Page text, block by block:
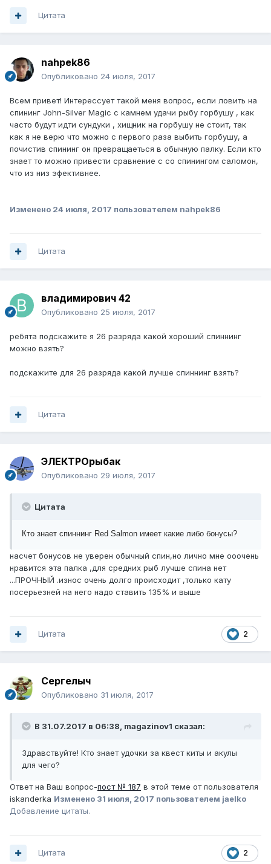
Цитата
nahpek86
Опубликовано 24 июля, 2017
Всем привет! Интерессует такой меня вопрос, если ловить на
спининг John-Silver Magic с камнем удачи рыбу горбушу , как
часто будут идти сундуки , хищник на горбушу не стоит, так
как я не верю что можно с первого раза выбить горбушу, а
почистив спининг он превращаеться в обычную палку. Если кто
знает то можно привести сравнение с со спинингом саломон,
что из низ эфективнее.
Изменено 24 июля, 2017 пользователем nahpek86
Цитата
владимирович 42
Опубликовано 25 июля, 2017
ребята подскажите я 26 разряда какой хороший спиннинг
можно взять?
подскажите для 26 разряда какой лучше спиннинг взять?
Цитата
ЭЛЕКТРОрыбак
Опубликовано 29 июля, 2017
Цитата
Кто знает спиннинг Red Salmon имеет какие либо бонусы?
насчет бонусов не уверен обычный спин,но лично мне ооочень
нравится эта палка ,для средних рыб лучше спина нет
...ПРОЧНЫЙ .износ очень долго происходит ,только кату
посерьезней на него надо ставить 135% и выше
2
Цитата
Сергелыч
Опубликовано 31 июля, 2017
В 31.07.2017 в 06:38, magazinov1 сказал:
Здравствуйте! Кто знает удочки за квест киты и акулы
для чего?
Ответ на Ваш вопрос-пост № 187 в этой теме от пользователя
iskanderka Изменено 31 июля, 2017 пользователем jaelko
Добавление цитаты.
2
Цитата